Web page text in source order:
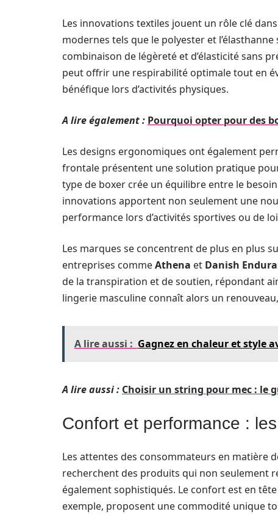
Les innovations textiles jouent un rôle clé
modernes tels que le polyester et
combinaison de légèreté et d’élasticité sans
peut offrir une respirabilité optimale tout en
bénéfique lors d’activités physiques.
A lire également : Pourquoi opter pour des
Les designs ergonomiques ont également
frontale présentent une solution pratique
type de boxer crée un équilibre entre le
innovations apportent non seulement une
performance lors d’activités sportives ou de
Les marques se concentrent de plus en plus
entreprises commeAthena et Danish
de la transpiration et de soutien, répondant
lingerie masculine connaît alors un
A lire aussi : Gagnez en chaleur et style
A lire aussi : Choisir un string pour mec : le
Confort et performance :
Les attentes des consommateurs en matière
recherchent des produits qui non seulement
également sophistiqués. Le confort est en
exemple, proposent une commodité unique